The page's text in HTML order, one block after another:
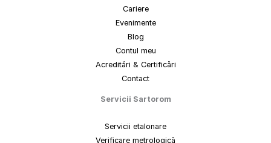
Cariere
Evenimente
Blog
Contul meu
Acreditări & Certificări
Contact
Servicii Sartorom
Servicii etalonare
Verificare metrologică